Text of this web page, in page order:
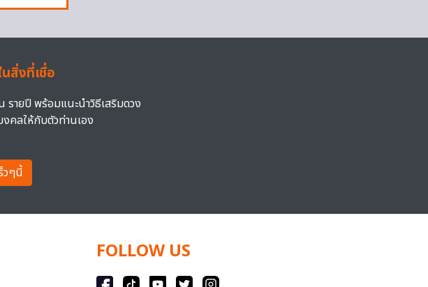
สิ่งที่เชื่อ
รายปี พร้อมแนะนำวิธีเสริมดวง
คลให้กับตัวท่านเอง
วๆนี้
FOLLOW US